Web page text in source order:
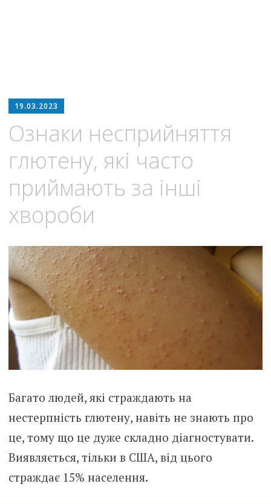
19.03.2023
Ознаки несприйняття
глютену, які часто
приймають за інші
хвороби
Багато людей, які страждають на
нестерпність глютену, навіть не знають про
це, тому що це дуже складно діагностувати.
Виявляється, тільки в США, від цього
страждає 15% населення.